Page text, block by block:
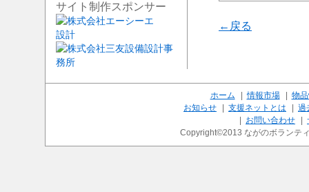
サイト制作スポンサー
←戻る
ホーム |情報市場
物
お知らせ
支援ネットとは
過
お問い合わせ
Copyright©2013 ながのボランテ